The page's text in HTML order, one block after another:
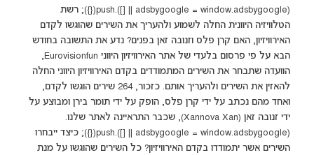
(adsbygoogle = window.adsbygoogle || []).push({}); רשת
הטלוויזיה היוונית החלה לשמוע ולהעריך את השירים שהוגשו לקדם
האירוויזיון, האם קרן פלס וזנובה זאן בפנים? נדע את התשובה בחודש
הבא על פי פרסום בלעדי של אתר האירוויזיון היווני Eurovisionfun,
הוועדה שתבחר את השירים המתמודדים בקדם האירוויזיון היווני החלה
להאזין את השירים ולהעריך אותם. כזכור, 264 שירים הוגשו לקדם,
ואחד מהם נכתב על ידי קרן פלס, הופק על ידי תומר בירן ומבוצע על
ידי זנובה זאן (Xannova Xan), שכבר התראיינה לאתר שלנו.
(adsbygoogle = window.adsbygoogle || []).push({}); כיצד ייבחרו
השירים אשר יתמודדו בקדם האירוויזיון? כל השירים שהוגשו על מנת